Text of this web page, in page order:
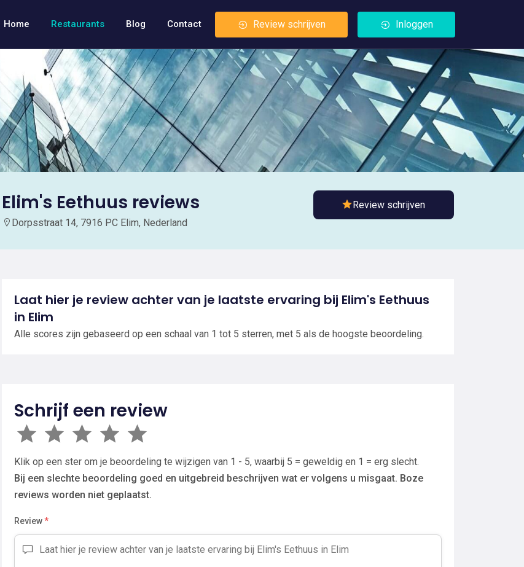
Home Restaurants Blog Contact Review schrijven Inloggen
Elim's Eethuus reviews
Dorpsstraat 14, 7916 PC Elim, Nederland
Review schrijven
Laat hier je review achter van je laatste ervaring bij Elim's Eethuus
in Elim
Alle scores zijn gebaseerd op een schaal van 1 tot 5 sterren, met 5 als de hoogste beoordeling.
Schrijf een review
Klik op een ster om je beoordeling te wijzigen van 1 - 5, waarbij 5 = geweldig en 1 = erg slecht.
Bij een slechte beoordeling goed en uitgebreid beschrijven wat er volgens u misgaat. Boze
reviews worden niet geplaatst.
Review*